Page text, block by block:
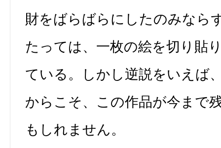
財をばらばらにしたのみなら
たっては、一枚の絵を切り貼
ている。しかし逆説をいえば
からこそ、この作品が今まで
もしれません。